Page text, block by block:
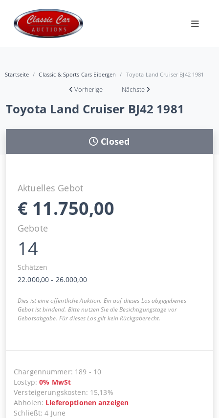
Startseite Classic & Sports Cars Eibergen Toyota Land Cruiser BJ42 1981
Vorherige Nächste
Toyota Land Cruiser BJ42 1981
Closed
Aktuelles Gebot
€ 11.750,00
Gebote
14
Schätzen
22.000,00 - 26.000,00
Dies ist eine öffentliche Auktion. Ein auf dieses Los abgegebenes
Gebot ist bindend. Bitte nutzen Sie die Besichtigungstage vor
Gebotsabgabe. Für dieses Los gilt kein Rückgaberecht.
Chargennummer: 189 - 10
Lostyp:0% MwSt
Versteigerungskosten: 15,13%
Abholen: Lieferoptionen anzeigen
Schließt:4 June